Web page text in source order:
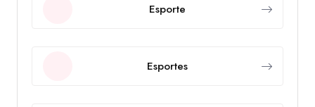
Esporte
Esportes